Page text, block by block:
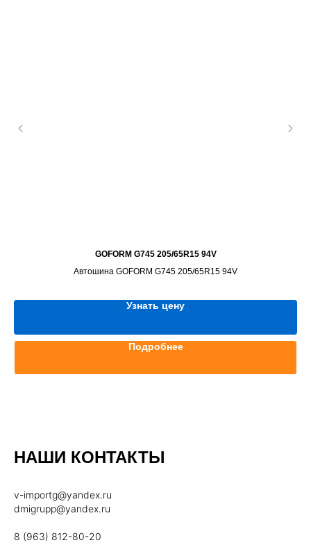
GOFORM G745 205/65R15 94V
Автошина GOFORM G745 205/65R15 94V
Узнать цену
Подробнее
НАШИ КОНТАКТЫ
v-importg@yandex.ru
dmigrupp@yandex.ru
8 (963) 812-80-20